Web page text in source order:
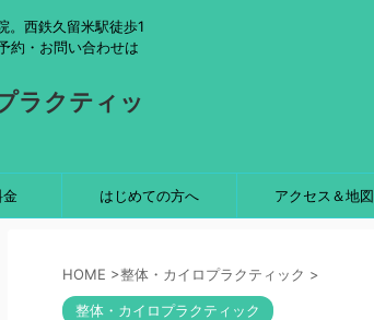
。西鉄久留米駅徒歩1
約・お問い合わせは
ラクティッ
はじめての方へ アクセス＆地図
HOME >整体・カイロプラクティック >
整体・カイロプラクティック